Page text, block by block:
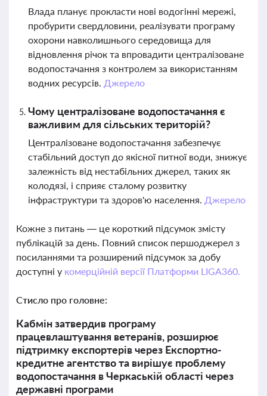
Влада планує прокласти нові водогінні мережі,
пробурити свердловини, реалізувати програму
охорони навколишнього середовища для
відновлення річок та впровадити централізоване
водопостачання з контролем за використанням
водних ресурсів. Джерело
Чому централізоване водопостачання є
важливим для сільських територій?
Централізоване водопостачання забезпечує
стабільний доступ до якісної питної води, знижує
залежність від нестабільних джерел, таких як
колодязі, і сприяє сталому розвитку
інфраструктури та здоров'ю населення. Джерело
Кожне з питань — це короткий підсумок змісту
публікацій за день. Повний список першоджерел з
посиланнями та розширений підсумок за добу
доступні у комерційній версії Платформи LIGA360.
Стисло про головне:
Кабмін затвердив програму
працевлаштування ветеранів, розширює
підтримку експортерів через Експортно-
кредитне агентство та вирішує проблему
водопостачання в Черкаській області через
державні програми